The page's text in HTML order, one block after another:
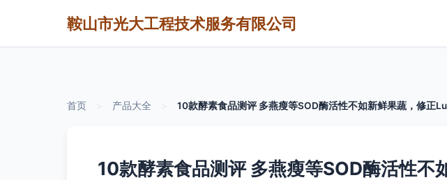
鞍山市光大工程技术服务有限公司
首页 产品大全 10款酵素食品测评 多燕瘦等SOD酶活性不如新鲜果蔬，修正
10款酵素食品测评 多燕瘦等SOD酶活性